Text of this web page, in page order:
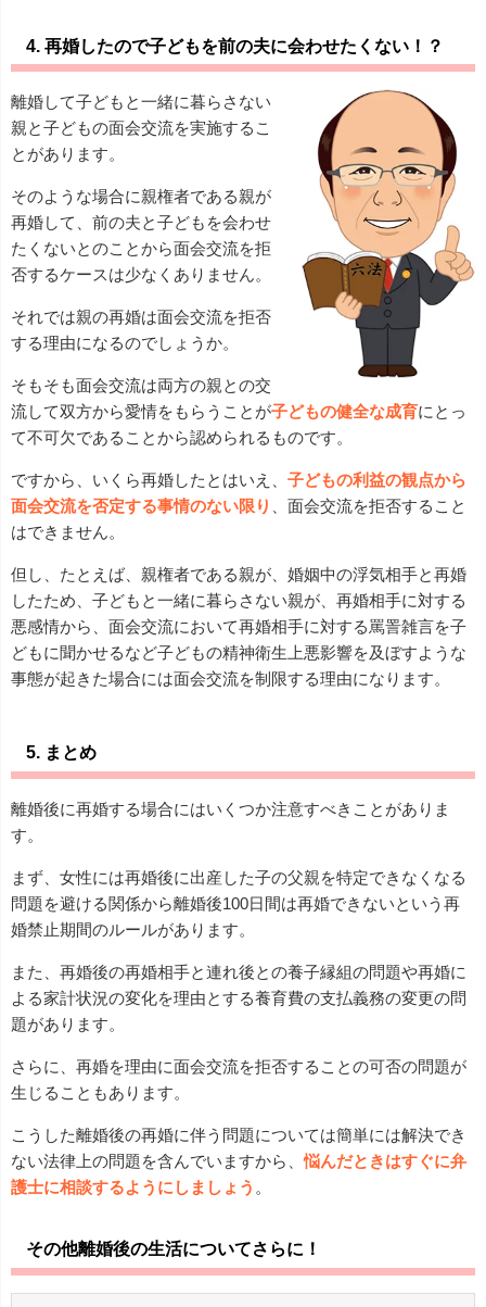
4. 再婚したので子どもを前の夫に会わせたくない！？
離婚して子どもと一緒に暮らさない
親と子どもの面会交流を実施するこ
とがあります。
そのような場合に親権者である親が
再婚して、前の夫と子どもを会わせ
たくないとのことから面会交流を拒
否するケースは少なくありません。
それでは親の再婚は面会交流を拒否
する理由になるのでしょうか。
そもそも面会交流は両方の親との交
流して双方から愛情をもらうことが子どもの健全な成育にとっ
て不可欠であることから認められるものです。
ですから、いくら再婚したとはいえ、 子どもの利益の観点から
面会交流を否定する事情のない限り 、面会交流を拒否すること
はできません。
但し、たとえば、親権者である親が、婚姻中の浮気相手と再婚
したため、子どもと一緒に暮らさない親が、再婚相手に対する
悪感情から、面会交流において再婚相手に対する罵詈雑言を子
どもに聞かせるなど子どもの精神衛生上悪影響を及ぼすような
事態が起きた場合には面会交流を制限する理由になります。
5. まとめ
離婚後に再婚する場合にはいくつか注意すべきことがありま
す。
まず、女性には再婚後に出産した子の父親を特定できなくなる
問題を避ける関係から離婚後100日間は再婚できないという再
婚禁止期間のルールがあります。
また、再婚後の再婚相手と連れ後との養子縁組の問題や再婚に
よる家計状況の変化を理由とする養育費の支払義務の変更の問
題があります。
さらに、再婚を理由に面会交流を拒否することの可否の問題が
生じることもあります。
こうした離婚後の再婚に伴う問題については簡単には解決でき
ない法律上の問題を含んでいますから、悩んだときはすぐに弁
護士に相談するようにしましょう 。
その他離婚後の生活についてさらに！